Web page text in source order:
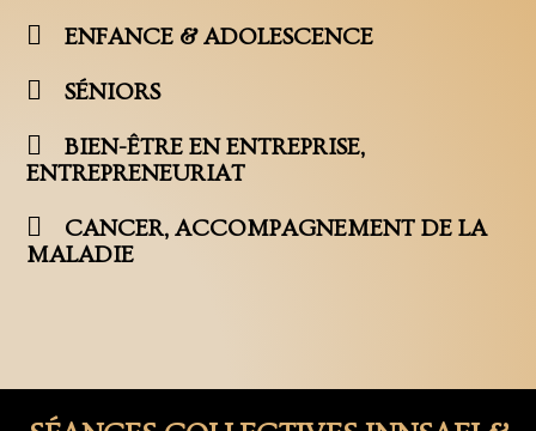
ENFANCE & ADOLESCENCE
SÉNIORS
BIEN-ÊTRE EN ENTREPRISE,
ENTREPRENEURIAT
CANCER, ACCOMPAGNEMENT DE LA
MALADIE